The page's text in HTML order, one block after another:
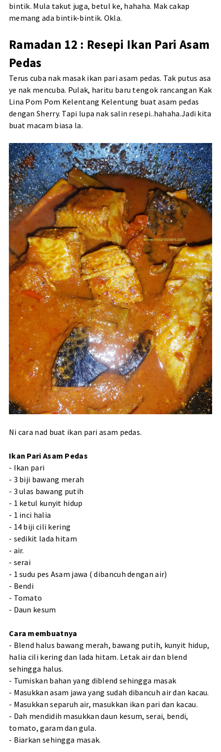
bintik. Mula takut juga, betul ke, hahaha. Mak cakap
memang ada bintik-bintik. Okla.
Ramadan 12 : Resepi Ikan Pari Asam
Pedas
Terus cuba nak masak ikan pari asam pedas. Tak putus asa
ye nak mencuba. Pulak, haritu baru tengok rancangan Kak
Lina Pom Pom Kelentang Kelentung buat asam pedas
dengan Sherry. Tapi lupa nak salin resepi..hahaha.Jadi kita
buat macam biasa la.
Ni cara nad buat ikan pari asam pedas.
Ikan Pari Asam Pedas
- Ikan pari
- 3 biji bawang merah
- 3 ulas bawang putih
- 1 ketul kunyit hidup
- 1 inci halia
- 14 biji cili kering
- sedikit lada hitam
- air.
- serai
- 1 sudu pes Asam jawa ( dibancuh dengan air)
- Bendi
- Tomato
- Daun kesum
Cara membuatnya
- Blend halus bawang merah, bawang putih, kunyit hidup,
halia cili kering dan lada hitam. Letak air dan blend
sehingga halus.
- Tumiskan bahan yang diblend sehingga masak
- Masukkan asam jawa yang sudah dibancuh air dan kacau.
- Masukkan separuh air, masukkan ikan pari dan kacau.
- Dah mendidih masukkan daun kesum, serai, bendi,
tomato, garam dan gula.
- Biarkan sehingga masak.